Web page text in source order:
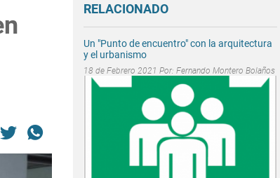
RELACIONADO
Un "Punto de encuentro" con la arquitectura
y el urbanismo
18 de Febrero 2021 Por: Fernando Montero Bolaños